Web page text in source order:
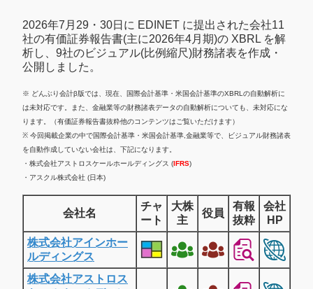
2026年7月29・30日に EDINET に提出された会社11
社の有価証券報告書(主に2026年4月期)の XBRL を解
析し、9社のビジュアル(比例縮尺)財務諸表を作成・
公開しました。
※ どんぶり会計β版では、現在、国際会計基準・米国会計基準のXBRLの自動解析に
は未対応です。また、金融業等の財務諸表データの自動解析についても、未対応にな
ります。（有価証券報告書抜粋他のコンテンツはご覧いただけます）
※ 今回掲載企業の中で国際会計基準・米国会計基準,金融業等で、ビジュアル財務諸表
を自動作成していない会社は、下記になります。
・株式会社アストロスケールホールディングス (IFRS)
・アスクル株式会社 (日本)
会社名
チャ
ート
大株
主
役員
有報
抜粋
会社
HP
株式会社アインホー
ルディングス
株式会社アストロス